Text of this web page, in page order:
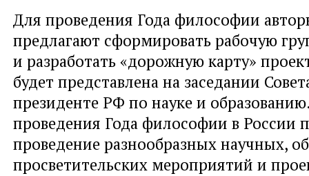
Для проведения Года философии
предлагают сформировать рабочую
и разработать «дорожную карту»
будет представлена на заседании
президенте РФ по науке и
проведения Года философии в России
проведение разнообразных научных,
просветительских мероприятий и